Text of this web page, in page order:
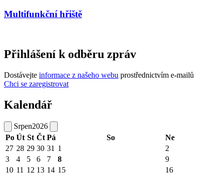
Multifunkční hřiště
Přihlášení k odběru zpráv
Dostávejte informace z našeho webu prostřednictvím e-mailů
Chci se zaregistrovat
Kalendář
Srpen2026
Po Út St Čt Pá So
Ne
27 28 29 30 31 1
2
3
4 5 6 7 8
9
10 11 12 13 14 15
16